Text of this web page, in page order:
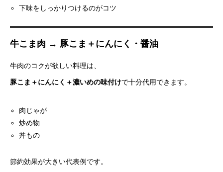
下味をしっかりつけるのがコツ
牛こま肉 → 豚こま＋にんにく・醤油
牛肉のコクが欲しい料理は、
豚こま＋にんにく＋濃いめの味付けで十分代用できます。
肉じゃが
炒め物
丼もの
節約効果が大きい代表例です。